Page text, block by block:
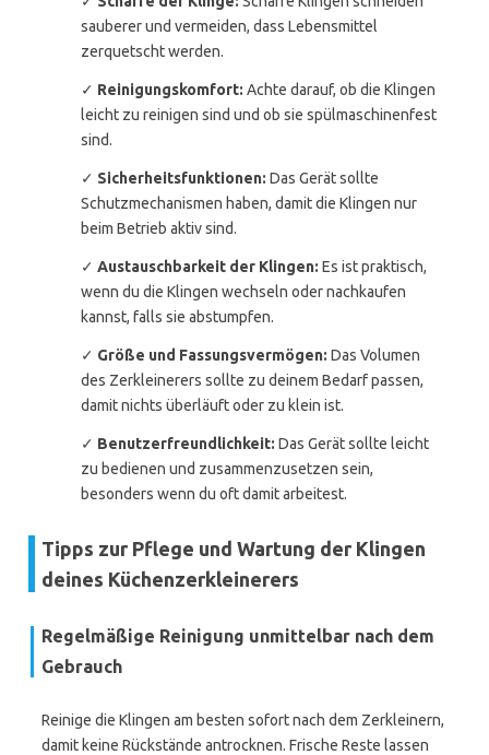
sauberer und vermeiden, dass Lebensmittel
zerquetscht werden.
✓ Reinigungskomfort: Achte darauf, ob die Klingen
leicht zu reinigen sind und ob sie spülmaschinenfest
sind.
✓ Sicherheitsfunktionen: Das Gerät sollte
Schutzmechanismen haben, damit die Klingen nur
beim Betrieb aktiv sind.
✓ Austauschbarkeit der Klingen: Es ist praktisch,
wenn du die Klingen wechseln oder nachkaufen
kannst, falls sie abstumpfen.
✓ Größe und Fassungsvermögen: Das Volumen
des Zerkleinerers sollte zu deinem Bedarf passen,
damit nichts überläuft oder zu klein ist.
✓ Benutzerfreundlichkeit: Das Gerät sollte leicht
zu bedienen und zusammenzusetzen sein,
besonders wenn du oft damit arbeitest.
Tipps zur Pflege und Wartung der Klingen
deines Küchenzerkleinerers
Regelmäßige Reinigung unmittelbar nach dem
Gebrauch
Reinige die Klingen am besten sofort nach dem Zerkleinern,
damit keine Rückstände antrocknen. Frische Reste lassen